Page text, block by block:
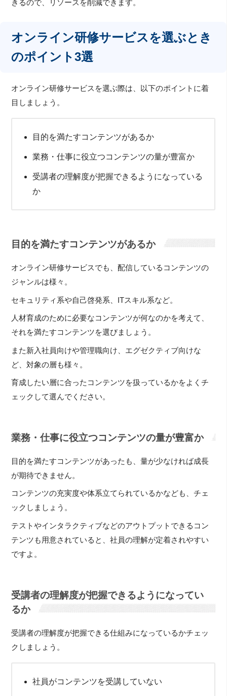
きるので、リソースを削減できます。
オンライン研修サービスを選ぶとき
のポイント3選
オンライン研修サービスを選ぶ際は、以下のポイントに着
目しましょう。
目的を満たすコンテンツがあるか
業務・仕事に役立つコンテンツの量が豊富か
受講者の理解度が把握できるようになっている
か
目的を満たすコンテンツがあるか
オンライン研修サービスでも、配信しているコンテンツの
ジャンルは様々。
セキュリティ系や自己啓発系、ITスキル系など。
人材育成のために必要なコンテンツが何なのかを考えて、
それを満たすコンテンツを選びましょう。
また新入社員向けや管理職向け、エグゼクティブ向けな
ど、対象の層も様々。
育成したい層に合ったコンテンツを扱っているかをよくチ
ェックして選んでください。
業務・仕事に役立つコンテンツの量が豊富か
目的を満たすコンテンツがあったも、量が少なければ成長
が期待できません。
コンテンツの充実度や体系立てられているかなども、チェ
ックしましょう。
テストやインタラクティブなどのアウトプットできるコン
テンツも用意されていると、社員の理解が定着されやすい
ですよ。
受講者の理解度が把握できるようになってい
るか
受講者の理解度が把握できる仕組みになっているかチェッ
クしましょう。
社員がコンテンツを受講していない